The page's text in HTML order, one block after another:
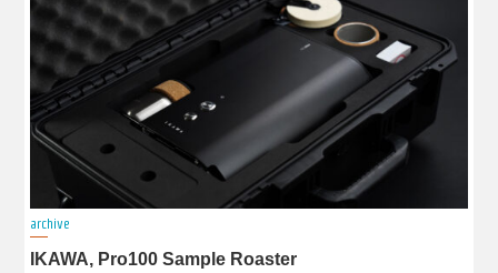
archive
IKAWA, Pro100 Sample Roaster